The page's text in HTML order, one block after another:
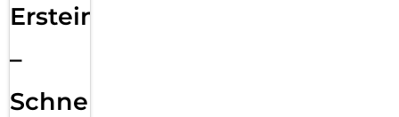
Ersteinrichtung
–
Schnelle